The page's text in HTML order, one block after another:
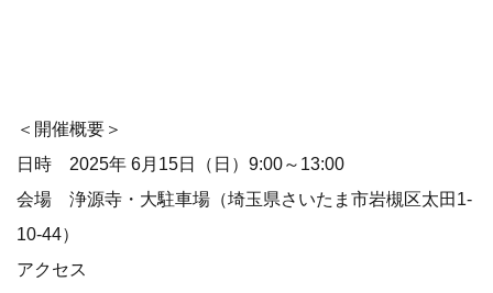
＜開催概要＞
日時 2025年 6月15日（日）9:00～13:00
会場 浄源寺・大駐車場（埼玉県さいたま市岩槻区太田1-
10-44）
アクセス